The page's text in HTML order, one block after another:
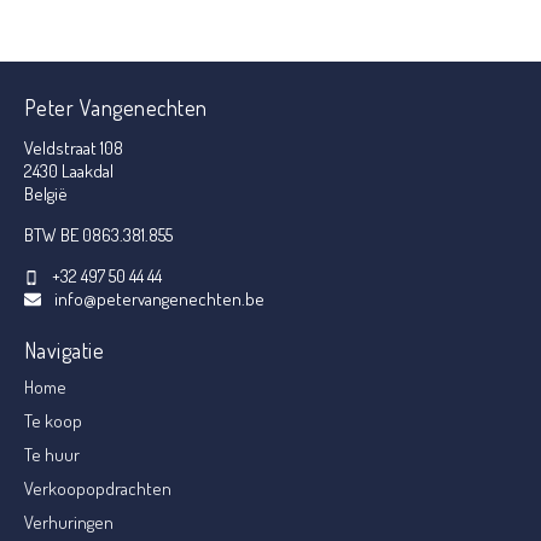
Peter Vangenechten
Veldstraat 108
2430 Laakdal
België
BTW BE 0863.381.855
+32 497 50 44 44
info@petervangenechten.be
Navigatie
Home
Te koop
Te huur
Verkoopopdrachten
Verhuringen